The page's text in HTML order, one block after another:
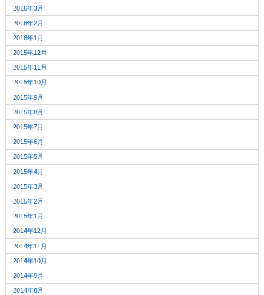
2016年3月
2016年2月
2016年1月
2015年12月
2015年11月
2015年10月
2015年9月
2015年8月
2015年7月
2015年6月
2015年5月
2015年4月
2015年3月
2015年2月
2015年1月
2014年12月
2014年11月
2014年10月
2014年9月
2014年8月